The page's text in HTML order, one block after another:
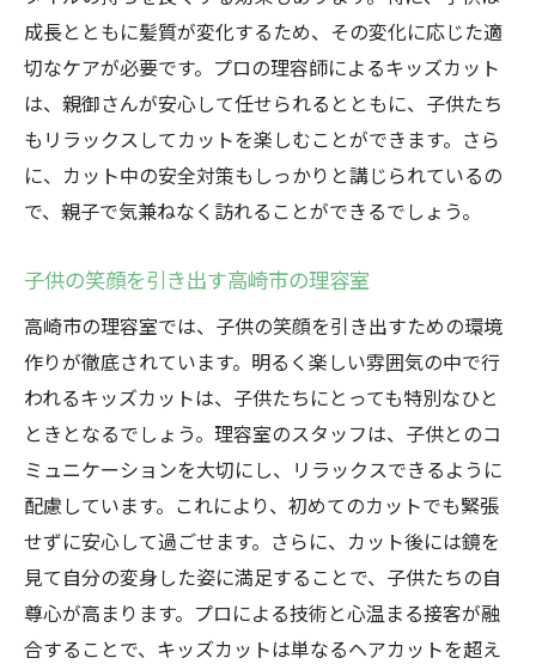
プロの技術で引き出すお子様の個性
高崎市で人気のキッズカットサービス特集
笑顔が絶えない理容室で素敵なひととき
個性を引き出すキッズカット高崎市で特別なひ
とときを
高崎市の理容室が提供する特別な体験
お子様の魅力を最大限に引き出すプロの技
術
キッズカットで叶える理想のスタイル
高崎市で個性を尊重したカット体験を
笑顔で過ごす特別な一日を演出する理容室
安心の空間で楽しむ高崎市のキッズカット体験
子供が安心できる理容室の選び方
心地よい空間でのキッズカット体験
親子で安心して訪れることができる理由
成長とともに髪質が変化するため、その変化に応じた適
切なケアが必要です。プロの理容師によるキッズカット
は、親御さんが安心して任せられるとともに、子供たち
もリラックスしてカットを楽しむことができます。さら
に、カット中の安全対策もしっかりと講じられているの
で、親子で気兼ねなく訪れることができるでしょう。
子供の笑顔を引き出す高崎市の理容室
高崎市の理容室では、子供の笑顔を引き出すための環境
作りが徹底されています。明るく楽しい雰囲気の中で行
われるキッズカットは、子供たちにとっても特別なひと
ときとなるでしょう。理容室のスタッフは、子供とのコ
ミュニケーションを大切にし、リラックスできるように
配慮しています。これにより、初めてのカットでも緊張
せずに安心して過ごせます。さらに、カット後には鏡を
見て自分の変身した姿に満足することで、子供たちの自
尊心が高まります。プロによる技術と心温まる接客が融
合することで、キッズカットは単なるヘアカットを超え